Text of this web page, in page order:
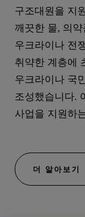
구조대원을 지
깨끗한 물, 의
우크라이나 전
취약한 계층에
우크라이나 국
조성했습니다.
사업을 지원하
더 알아보기